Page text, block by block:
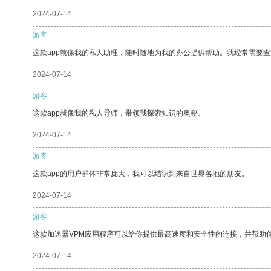
2024-07-14
游客
这款app就像我的私人助理，随时随地为我的办公提供帮助。我经常需要
2024-07-14
游客
这款app就像我的私人导师，带领我探索知识的奥秘。
2024-07-14
游客
这款app的用户群体非常庞大，我可以结识到来自世界各地的朋友。
2024-07-14
游客
这款加速器VPM应用程序可以给你提供最高速度和安全性的连接，并帮助
2024-07-14